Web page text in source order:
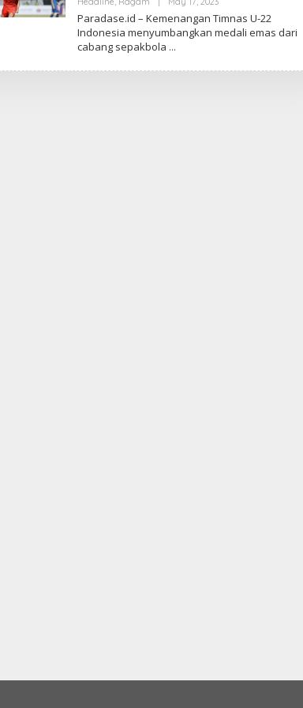
R
E
Paradase.id – Kemenangan Timnas U-22
Indonesia menyumbangkan medali emas dari
cabang sepakbola